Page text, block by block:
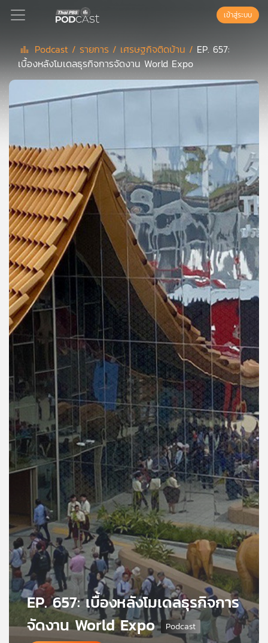
Podcast
เพล
สต์
แนะนำ
เพล
ย์
ลิ
สต์
ของ
คุณ
เพลง
บทความ
ข่าว
และ
กิจกรรม
เครือ
ข่าย
วิทยุ
ไทย
พี
เอส
เข้าสู่ระบบ
Podcast / รายการ / เศรษฐกิจติดบ้าน / EP. 657:
เบื้องหลังโมเดลธุรกิจการจัดงาน World Expo
EP. 657: เบื้องหลังโมเดลธุรกิจการ
จัดงาน World Expo